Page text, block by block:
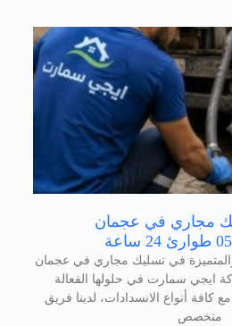
مجاري في عجمان
في تسليك مجاري في عجمان
ايجي سمارت في حلولها الفعالة
كافة أنواع الانسدادات، لدينا فريق
متخصص